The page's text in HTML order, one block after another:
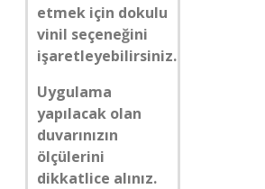
etmek için dokulu
vinil seçeneğini
işaretleyebilirsiniz.
Uygulama
yapılacak olan
duvarınızın
ölçülerini
dikkatlice alınız.